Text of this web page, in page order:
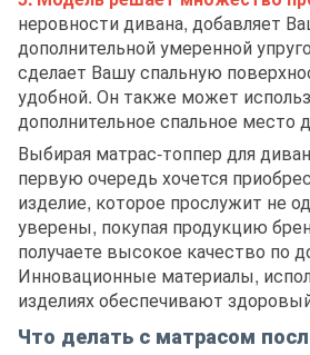
неровности дивана, добавляет
дополнительной умеренной
сделает Вашу спальную
удобной. Он также может
дополнительное спальное место
Выбирая матрас-топпер для
первую очередь хочется
изделие, которое прослужит не
уверены, покупая продукцию
получаете высокое качество по
Инновационные материалы,
изделиях обеспечивают
Что делать с матрасом